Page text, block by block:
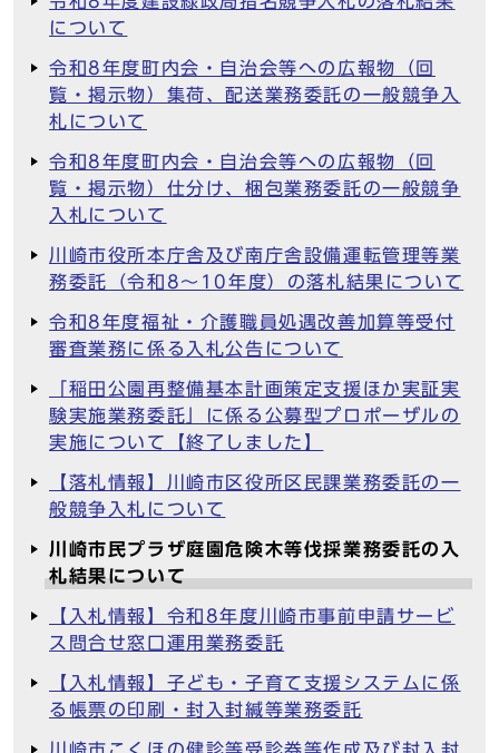
について
令和8年度町内会・自治会等への広報物（回
覧・掲示物）集荷、配送業務委託の一般競争入
札について
令和8年度町内会・自治会等への広報物（回
覧・掲示物）仕分け、梱包業務委託の一般競争
入札について
川崎市役所本庁舎及び南庁舎設備運転管理等業
務委託（令和8～10年度）の落札結果について
令和8年度福祉・介護職員処遇改善加算等受付
審査業務に係る入札公告について
「稲田公園再整備基本計画策定支援ほか実証実
験実施業務委託」に係る公募型プロポーザルの
実施について【終了しました】
【落札情報】川崎市区役所区民課業務委託の一
般競争入札について
川崎市民プラザ庭園危険木等伐採業務委託の入
札結果について
【入札情報】令和8年度川崎市事前申請サービ
ス問合せ窓口運用業務委託
【入札情報】子ども・子育て支援システムに係
る帳票の印刷・封入封緘等業務委託